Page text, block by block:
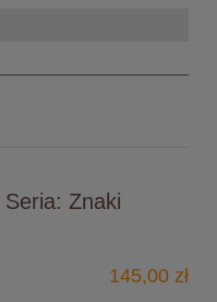
Znaki
145,00 zł